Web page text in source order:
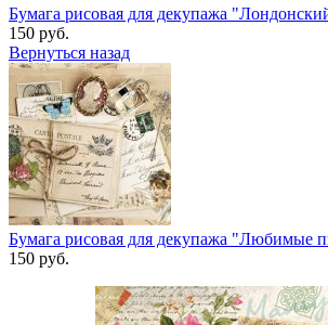
Бумага рисовая для декупажа
150 руб.
Вернуться назад
Бумага рисовая для декупажа "Любимые
150 руб.